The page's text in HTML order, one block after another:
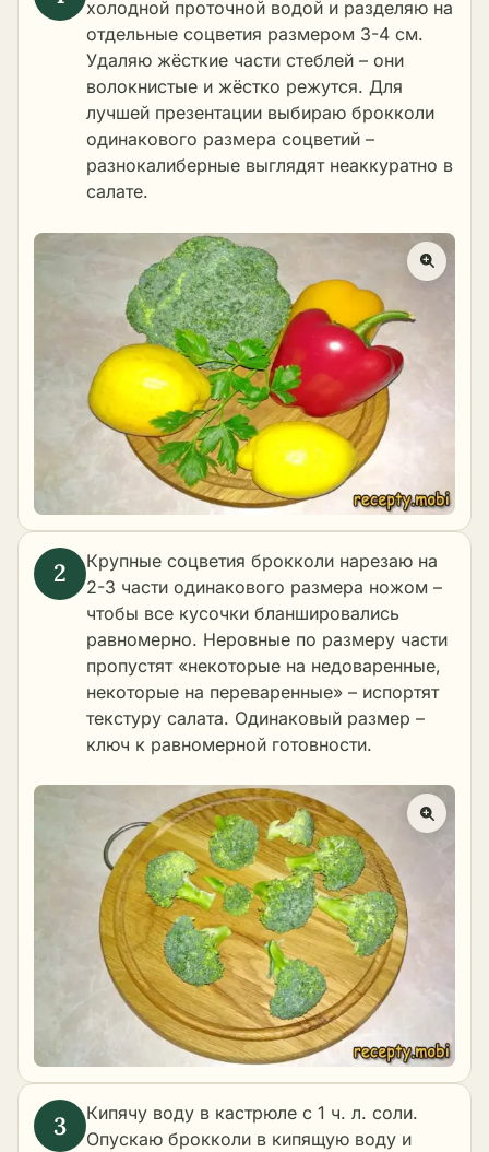
холодной проточной водой и разделяю на
отдельные соцветия размером 3-4 см.
Удаляю жёсткие части стеблей – они
волокнистые и жёстко режутся. Для
лучшей презентации выбираю брокколи
одинакового размера соцветий –
разнокалиберные выглядят неаккуратно в
салате.
Крупные соцветия брокколи нарезаю на
2-3 части одинакового размера ножом –
чтобы все кусочки бланшировались
равномерно. Неровные по размеру части
пропустят «некоторые на недоваренные,
некоторые на переваренные» – испортят
текстуру салата. Одинаковый размер –
ключ к равномерной готовности.
Кипячу воду в кастрюле с 1 ч. л. соли.
Опускаю брокколи в кипящую воду и